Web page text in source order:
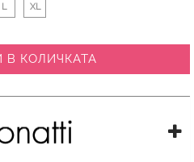
L XL
В КОЛИЧКАТА